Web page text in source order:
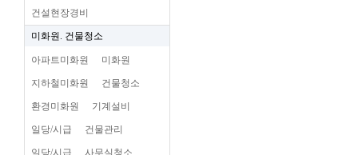
건설현장경비
미화원. 건물청소
아파트미화원 미화원
지하철미화원 건물청소
환경미화원 기계설비
일당/시급 건물관리
일당/시급 사무실청소